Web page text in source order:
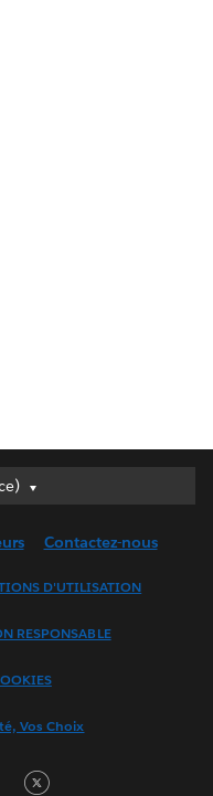
Contactez-nous
D'UTILISATION
RESPONSABLE
Vos Choix
Facebook